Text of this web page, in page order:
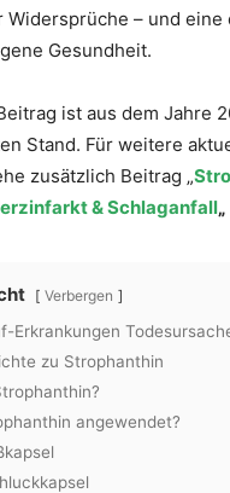
Widersprüche – und eine
Gesundheit.
ist aus dem Jahre
Stand. Für weitere
zusätzlich Beitrag „
& Schlaganfall„
Verbergen
Erkrankungen
zu Strophanthin
angewendet?